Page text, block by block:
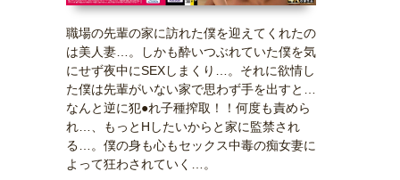
職場の先輩の家に訪れた僕を迎えてくれたの
は美人妻…。しかも酔いつぶれていた僕を気
にせず夜中にSEXしまくり…。それに欲情し
た僕は先輩がいない家で思わず手を出すと…
なんと逆に犯●れ子種搾取！！何度も責めら
れ…、もっとHしたいからと家に監禁され
る…。僕の身も心もセックス中毒の痴女妻に
よって狂わされていく…。